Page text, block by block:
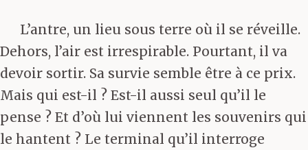
L’antre, un lieu sous terre où il se réveille.
Dehors, l’air est irrespirable. Pourtant, il va
devoir sortir. Sa survie semble être à ce prix.
Mais qui est-il ? Est-il aussi seul qu’il le
pense ? Et d’où lui viennent les souvenirs qui
le hantent ? Le terminal qu’il interroge